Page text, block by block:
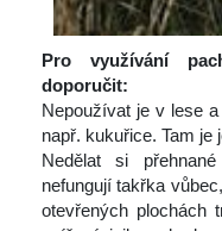
Pro využívání
doporučit:
Nepoužívat je v lese
např. kukuřice. Tam je
Nedělat si
nefungují takřka
otevřených plochách